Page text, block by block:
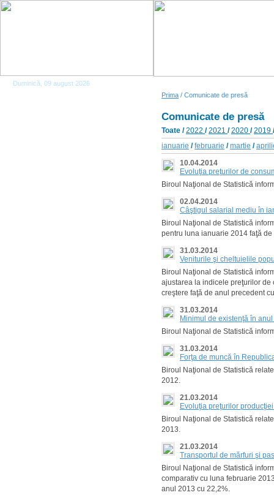
Duminică, 09 august 2026
Prima / Comunicate de presă
Comunicate de presă
Toate /2022 /2021 /2020 /2019
ianuarie /februarie /martie /
10.04.2014
Evoluţia preţurilor de
Biroul Naţional de Statistică
02.04.2014
Câştigul salarial mediu în
Biroul Naţional de Statistică
pentru luna ianuarie 2014 faţă
31.03.2014
Veniturile şi cheltuielile
Biroul Naţional de Statistică
ajustarea la indicele preţurilor
creştere faţă de anul precedent
31.03.2014
Minimul de existenţă în
Biroul Naţional de Statistică
31.03.2014
Forţa de muncă în
Biroul Naţional de Statistică
2012.
21.03.2014
Evoluţia preţurilor
Biroul Naţional de Statistică
2013.
21.03.2014
Transportul de mărfuri şi
Biroul Naţional de Statistică
comparativ cu luna februarie
anul 2013 cu 22,2%.